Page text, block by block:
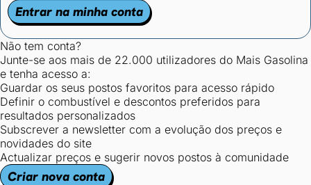
Entrar na minha conta
Não tem conta?
Junte-se aos mais de 22.000 utilizadores do Mais Gasolina
e tenha acesso a:
Guardar os seus postos favoritos para acesso rápido
Definir o combustível e descontos preferidos para
resultados personalizados
Subscrever a newsletter com a evolução dos preços e
novidades do site
Actualizar preços e sugerir novos postos à comunidade
Criar nova conta